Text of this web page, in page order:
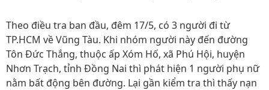
Theo điều tra ban đầu, đêm 17/5, có 3 người đi từ
TP.HCM về Vũng Tàu. Khi nhóm người này đến đường
Tôn Đức Thắng, thuộc ấp Xóm Hố, xã Phú Hội, huyện
Nhơn Trạch, tỉnh Đồng Nai thì phát hiện 1 người phụ nữ
nằm bất động bên đường. Lại gần kiểm tra thì thấy nạn